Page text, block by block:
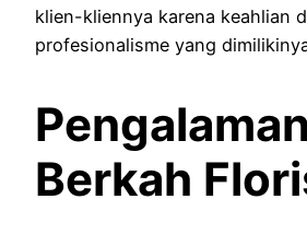
klien-kliennya karena keahlian
profesionalisme yang
Pengalaman
Berkah